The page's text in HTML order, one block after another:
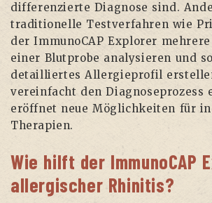
differenzierte Diagnose sind.
traditionelle Testverfahren wie
der ImmunoCAP Explorer
einer Blutprobe analysieren und
detailliertes Allergieprofil
vereinfacht den Diagnoseprozess
eröffnet neue Möglichkeiten für
Therapien.
Wie hilft der ImmunoCAP
allergischer Rhinitis?